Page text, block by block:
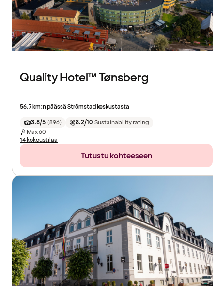
Quality Hotel™ Tønsberg
56.7 km:n päässä Strömstad keskustasta
3.8/5 (896) 8.2/10 Sustainability rating
Max60
14 kokoustilaa
Tutustu kohteeseen